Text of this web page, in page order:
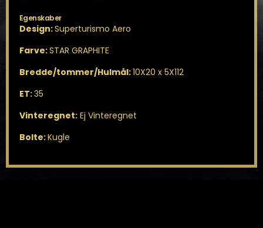
Egenskaber
Design:Superturismo Aero
Farve:STAR GRAPHITE
Bredde/tommer/Hulmål:10X20 x 5X112
ET:35
Vinteregnet:Ej Vinteregnet
Bolte:Kugle